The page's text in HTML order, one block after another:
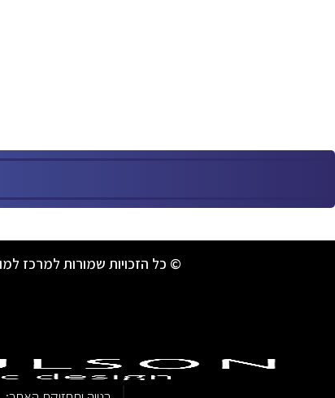
© כל הזכויות שמורות למרכז